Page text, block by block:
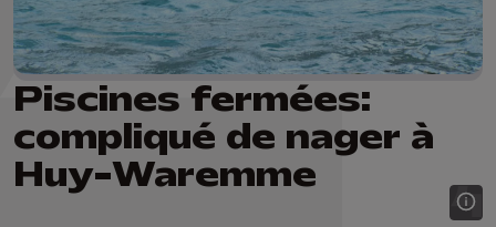
Piscines fermées:
compliqué de nager à
Huy-Waremme